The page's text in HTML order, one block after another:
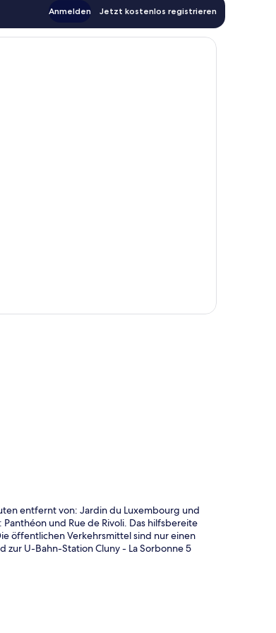
Anmelden Jetzt kostenlos registrieren
entfernt von: Jardin du Luxembourg und
und Rue de Rivoli. Das hilfsbereite
öffentlichen Verkehrsmittel sind nur einen
U-Bahn-Station Cluny - La Sorbonne 5